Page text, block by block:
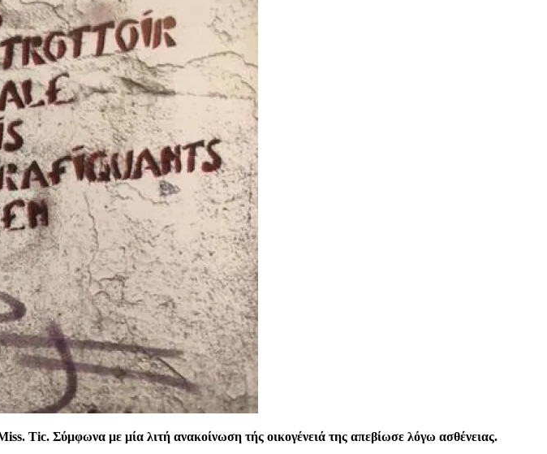
Tic. Σύμφωνα με μία λιτή ανακοίνωση τής οικογένειά της απεβίωσε λόγω ασθένειας.